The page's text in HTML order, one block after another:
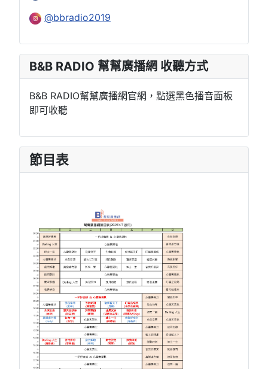
@bbradio2019
B&B RADIO 幫幫廣播網 收聽方式
B&B RADIO幫幫廣播網官網，點選黑色播音面板
即可收聽
節目表